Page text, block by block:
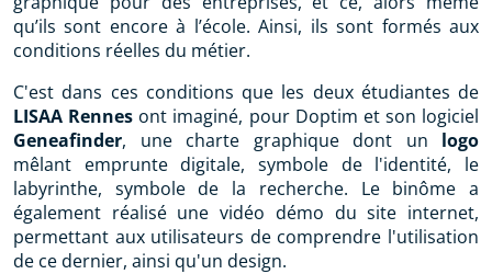
qu’ils sont encore à l’école. Ainsi, ils sont formés aux
conditions réelles du métier.
C'est dans ces conditions que les deux étudiantes de
LISAA Rennes ont imaginé, pour Doptim et son logiciel
Geneafinder, une charte graphique dont un logo
mêlant emprunte digitale, symbole de l'identité, le
labyrinthe, symbole de la recherche. Le binôme a
également réalisé une vidéo démo du site internet,
permettant aux utilisateurs de comprendre l'utilisation
de ce dernier, ainsi qu'un design.